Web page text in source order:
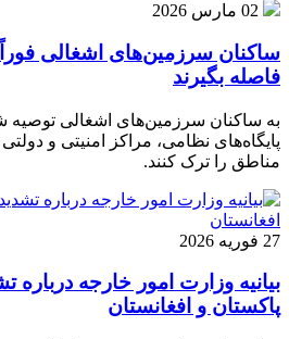
02 مارس 2026
ساکنان سرزمین‌های اشغالی
فاصله بگیرند
به ساکنان سرزمین‌های اشغالی
پایگاه‌های نظامی، مراکز امنیتی و
مناطق را ترک کنند.
27 فوریه 2026
بیانیه وزارت امور خارجه درباره
پاکستان و افغانستان